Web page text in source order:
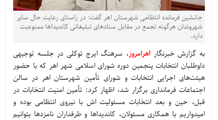
جانشین فرمانده انتظامی شهرستان اهر گفت: در راستای رعایت حال سایر
شهروندان هرگونه تجمع در مقابل ستادهای تبلیغاتی کاندیداها ممنوعیت
دارد.
به گزارش خبرنگاراهرامروز، سرهنگ ایرج توکلی در جلسه توجیهی
داوطلبان انتخابات پنجمین دوره شورای اسلامی شهر اهر که با حضور
هیئت‌های اجرایی انتخابات و شورای تأمین شهرستان اهر در سالن
اجتماعات فرمانداری برگزار شد، اظهار کرد: تأمین امنیت انتخابات در
قبل، حین و بعد انتخابات مسئولیت اش با نیروی انتظامی بوده و
امیدواریم با همکاری مسئولان، کاندیداها و طرفداران نامزدها بتوانیم